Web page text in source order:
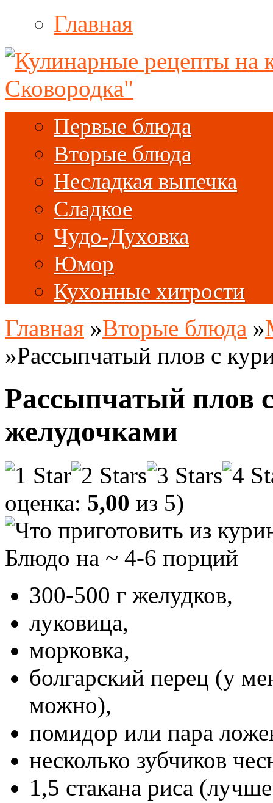
Главная
Первые блюда
Вторые блюда
Несладкая выпечка
Сладкое
Чудо-Духовка
Юмор
Кухонные хитрости
Главная »Вторые блюда »
»Рассыпчатый плов с
Рассыпчатый плов
желудочками
оценка: 5,00 из 5)
Блюдо на ~ 4-6 порций
300-500 г желудков,
луковица,
морковка,
болгарский перец (у
можно),
помидор или пара
несколько зубчиков
1,5 стакана риса